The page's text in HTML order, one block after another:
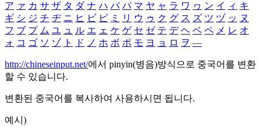
ア ァ カ サ ザ タ ダ ナ ハ バ パ マ ヤ ャ ラ ワ ヮ ン イ ィ キ
ギ シ ジ チ ヂ ニ ヒ ビ ピ ミ リ ウ ゥ ク グ ス ズ ツ ヅ ッ ヌ
フ ブ プ ム ユ ュ ル エ ェ ケ ゲ セ ゼ テ デ ヘ ベ ペ メ レ オ
ォ コ ゴ ソ ゾ ト ド ノ ホ ボ ポ モ ヨ ョ ロ ヲ ―
http://chineseinput.net/에서 pinyin(병음)방식으로 중국어를 변환
할 수 있습니다.
변환된 중국어를 복사하여 사용하시면 됩니다.
예시)